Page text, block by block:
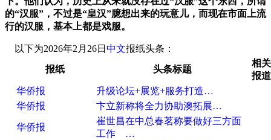
的“汉服”，不过是“皇汉”臆想出来的玩意儿，而现在市面上流
行的汉服，基本上都是戏服。
以下为2026年2月26日 中文报纸头条：
报纸
头条标题
相关
报道
华侨报
升级论坛+展览+服务打造…
华侨报
卞立新称将全力协助澳拓展…
华侨报
崔世昌在中总春茗称要做好三方面
工作 …